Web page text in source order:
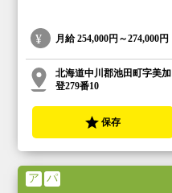
月給254,000円～274,000円
北海道中川郡池田町字美加
登279番10
保存
ア パ